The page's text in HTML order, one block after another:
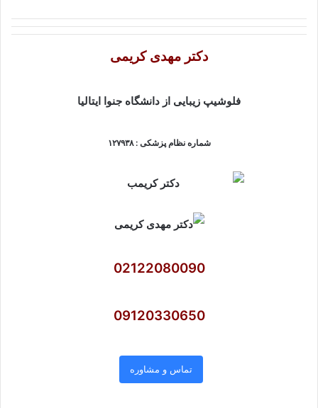
دکتر مهدی کریمی
فلوشیپ زیبایی از دانشگاه جنوا ایتالیا
شماره نظام پزشکی : ۱۲۷۹۳۸
02122080090
09120330650
تماس و مشاوره